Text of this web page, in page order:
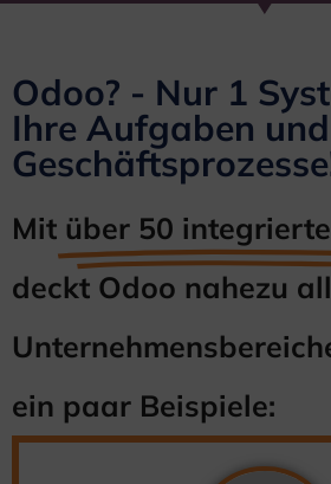
Odoo? - Nur 1
Ihre Aufgaben und
Mit über 50
deckt Odoo nahezu
ein paar Beispiele: